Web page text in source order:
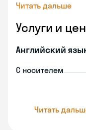
Читать дальше
Услуги и
Английский
С носителем
Читать